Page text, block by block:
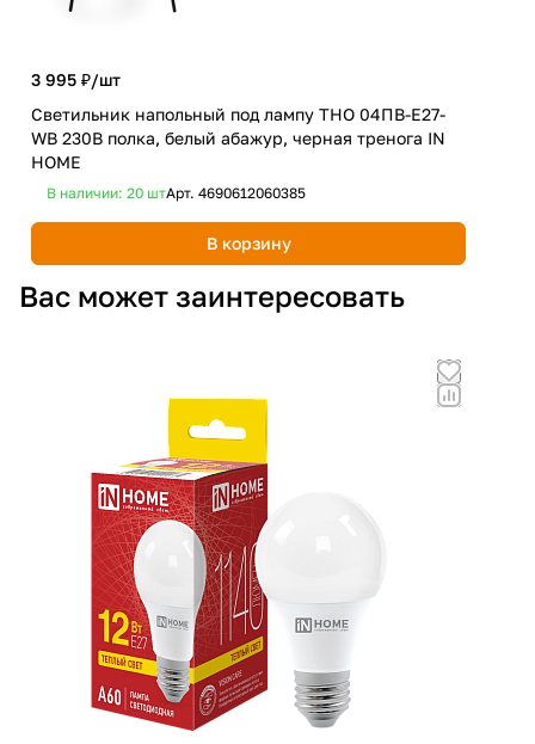
3 995 ₽/шт
Светильник напольный под лампу ТНО 04ПВ-Е27-
WB 230В полка, белый абажур, черная тренога IN
HOME
В наличии: 20 штАрт. 4690612060385
В корзину
Вас может заинтересовать